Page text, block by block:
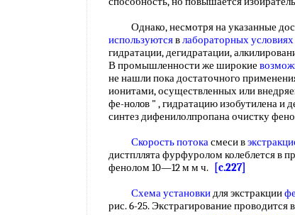
Однако, несмотря на указанные
используютсявлабораторных условиях
гидратации, дегидратации,
В промышленности же широкие
не нашли пока достаточного
ионитами, осуществленных или
фе-нoлoв " , гидратацию изобутилена и
синтез дифенилолпропана очистку
Скорость потокасмеси в
дистпллята фурфуролом колеблется в
фенолом 10—12 м м ч.
[c.227]
Схема установкидля экстракции
рис. 6-25. Экстрагирование